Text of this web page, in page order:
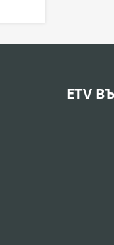
ETV